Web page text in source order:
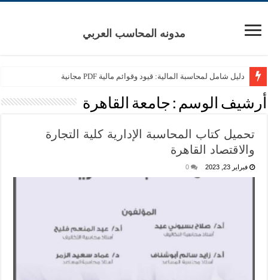
مدونه المحاسب العربي
دليل شامل لمحاسبة المالية: قيود وقوائم مالية PDF مجانية
أرشيف الوسم : جامعة القاهرة
تحميل كتاب المحاسبة الإدارية كلية التجارة
والاقتصاد القاهرة
فبراير 23, 2023 0